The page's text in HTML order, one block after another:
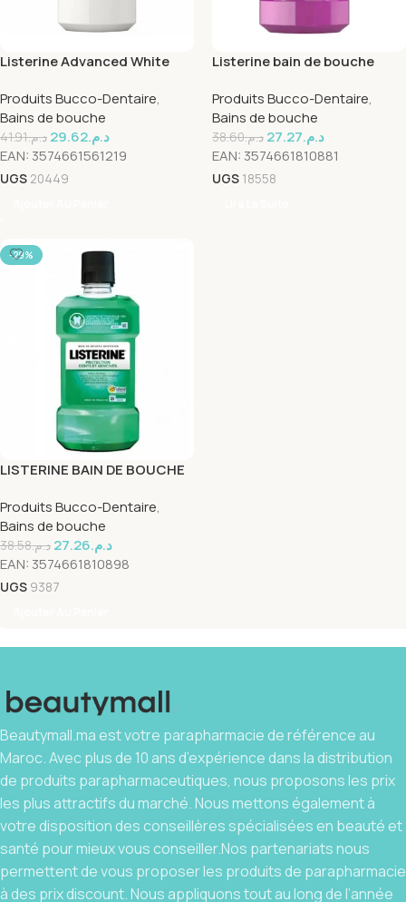
Listerine Advanced White
Produits Bucco-Dentaire,
Bains de bouche
د.م.41.91 د.م.29.62
EAN: 3574661561219
UGS 20449
Listerine bain de bouche
Produits Bucco-Dentaire,
Bains de bouche
د.م.38.60 د.م.27.27
EAN: 3574661810881
UGS 18558
-29%
LISTERINE BAIN DE BOUCHE
GENCIVES 250ML
Produits Bucco-Dentaire,
Bains de bouche
د.م.38.58 د.م.27.26
EAN: 3574661810898
UGS 9387
Beautymall.ma est votre parapharmacie de référence au
Maroc. Avec plus de 10 ans d’expérience dans la distribution
de produits parapharmaceutiques, nous proposons les prix
les plus attractifs du marché. Nous mettons également à
votre disposition des conseillères spécialisées en beauté et
santé pour mieux vous conseiller.Nos partenariats nous
permettent de vous proposer les produits de parapharmacie
à des prix discount. Nous appliquons tout au long de l’année